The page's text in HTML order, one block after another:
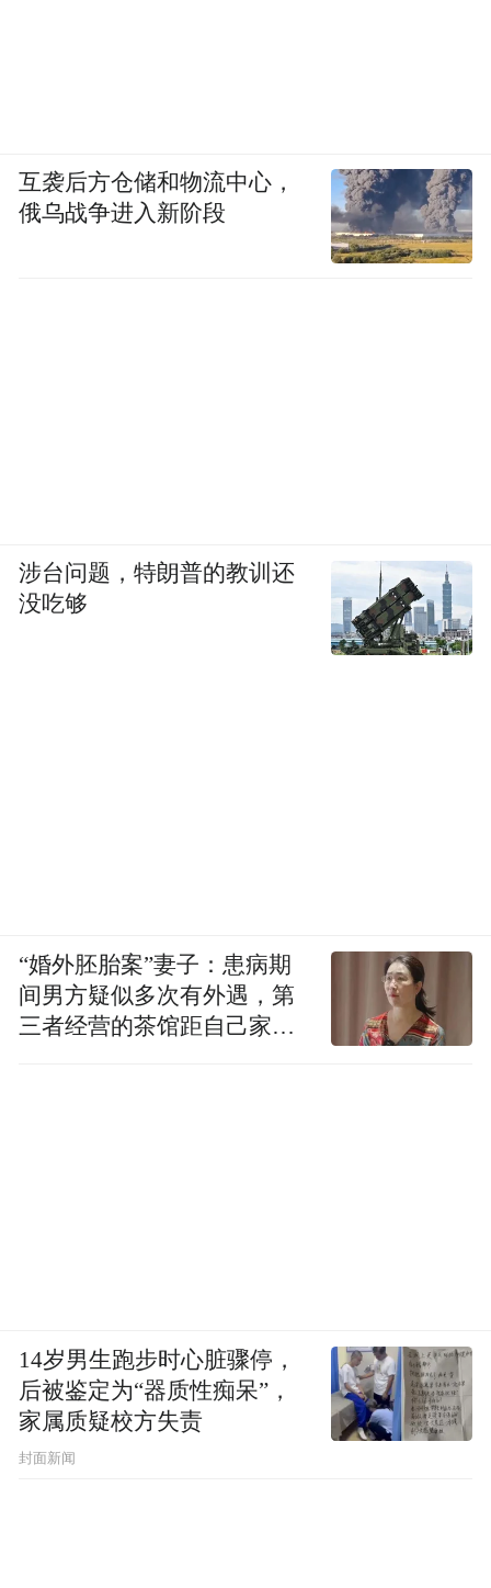
互袭后方仓储和物流中心，
俄乌战争进入新阶段
涉台问题，特朗普的教训还
没吃够
“婚外胚胎案”妻子：患病期
间男方疑似多次有外遇，第
三者经营的茶馆距自己家步
14岁男生跑步时心脏骤停，
后被鉴定为“器质性痴呆”，
家属质疑校方失责
封面新闻